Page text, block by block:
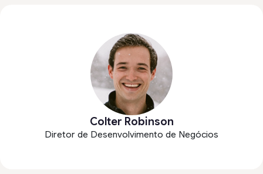
Colter Robinson
Diretor de Desenvolvimento de Negócios